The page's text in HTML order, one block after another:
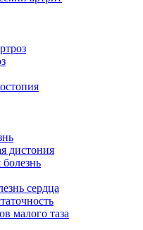
дистония
сердца
малого таза